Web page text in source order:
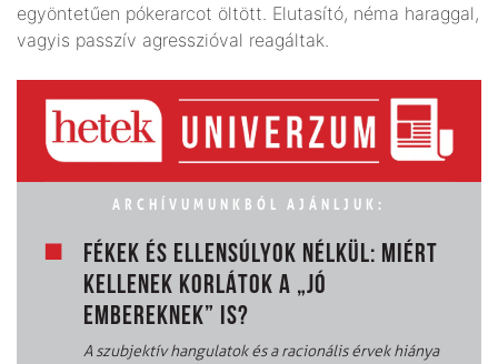
egyöntetűen pó­kerarcot öltött. Elutasító, néma haraggal,
vagyis passzív agresszióval reagáltak.
ARCHÍVUMUNKBÓL AJÁNLJUK:
FÉKEK ÉS ELLENSÚLYOK NÉLKÜL: MIÉRT
KELLENEK KORLÁTOK A „JÓ
EMBEREKNEK” IS?
A szubjektív hangulatok és a racionális érvek hiánya